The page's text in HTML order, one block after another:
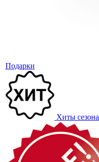
Подарки
Хиты сезона